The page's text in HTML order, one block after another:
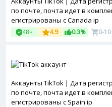
по почте, почта идет в
егистрированы с Canada ip
48ч 4.9 0.3% 0-10
Аккаунты TikTok | Дата
по почте, почта идет в
егистрированы с Spain ip